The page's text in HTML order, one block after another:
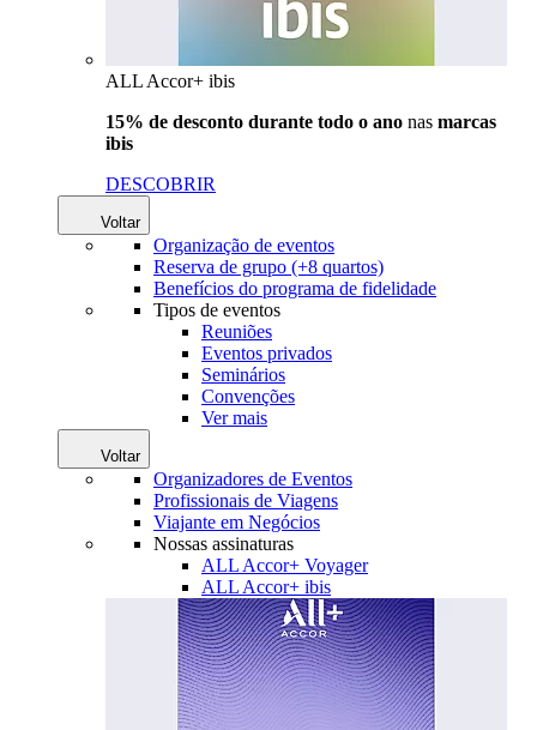
ALL Accor+ ibis
15% de desconto durante todo o ano nas marcas
ibis
DESCOBRIR
Voltar
Organização de eventos
Reserva de grupo (+8 quartos)
Benefícios do programa de fidelidade
Tipos de eventos
Reuniões
Eventos privados
Seminários
Convenções
Ver mais
Voltar
Organizadores de Eventos
Profissionais de Viagens
Viajante em Negócios
Nossas assinaturas
ALL Accor+ Voyager
ALL Accor+ ibis